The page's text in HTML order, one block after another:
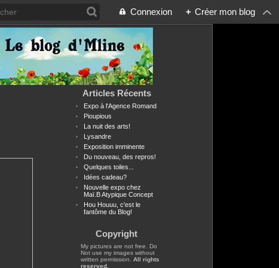
Connexion + Créer mon blog
Articles Récents
Expo à l'Agence Romand
Pioupious
La nuit des arts!
Lysandre
Exposition imminente
Du nouveau, des repros!
Quelques toiles...
Idées cadeau?
Nouvelle expo chez
Maï.B Atypique Concept
Hou Houuu, c'est le
fantôme du Blog!
Copyright
My pictures are not free. Do
Not use my images without
written permission. All rights
reserved.